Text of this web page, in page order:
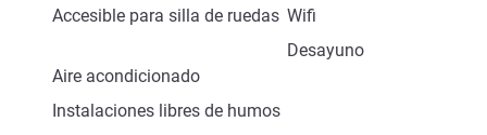
Accesible para silla de ruedas Wifi
Aire acondicionado
Desayuno
Instalaciones libres de humos